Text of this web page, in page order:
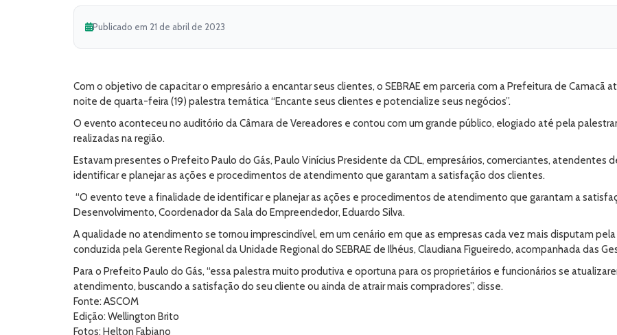
Publicado em 21 de abril de 2023
Com o objetivo de capacitar o empresário a encantar seus clientes, o SEBRAE em parceria com a Prefeitura de Camacã
noite de quarta-feira (19) palestra temática “Encante seus clientes e potencialize seus negócios”.
O evento aconteceu no auditório da Câmara de Vereadores e contou com um grande público, elogiado até pela
realizadas na região.
Estavam presentes o Prefeito Paulo do Gás, Paulo Vinícius Presidente da CDL, empresários, comerciantes, atendentes
identificar e planejar as ações e procedimentos de atendimento que garantam a satisfação dos clientes.
“O evento teve a finalidade de identificar e planejar as ações e procedimentos de atendimento que garantam a
Desenvolvimento, Coordenador da Sala do Empreendedor, Eduardo Silva.
A qualidade no atendimento se tornou imprescindível, em um cenário em que as empresas cada vez mais disputam
conduzida pela Gerente Regional da Unidade Regional do SEBRAE de Ilhéus, Claudiana Figueiredo, acompanhada das
Para o Prefeito Paulo do Gás, “essa palestra muito produtiva e oportuna para os proprietários e funcionários se
atendimento, buscando a satisfação do seu cliente ou ainda de atrair mais compradores”, disse.
Fonte: ASCOM
Edição: Wellington Brito
Fotos: Helton Fabiano